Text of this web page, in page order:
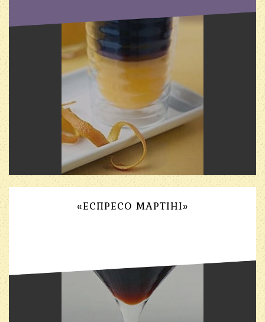
«ЕСПРЕСО МАРТІНІ»